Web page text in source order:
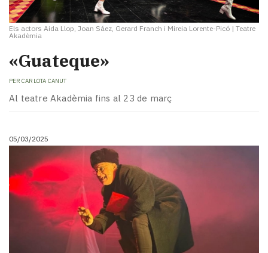
Els actors Aida Llop, Joan Sáez, Gerard Franch i Mireia Lorente-Picó | Teatre
Akadèmia
«Guateque»
PER CARLOTA CANUT
Al teatre Akadèmia fins al 23 de març
05/03/2025